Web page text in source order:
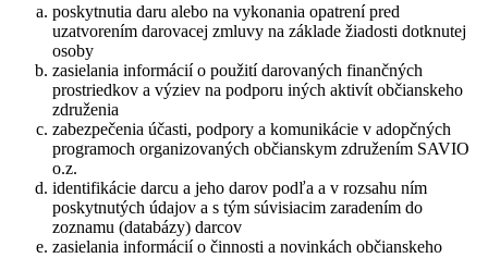
poskytnutia daru alebo na vykonania opatrení pred
uzatvorením darovacej zmluvy na základe žiadosti dotknutej
osoby
zasielania informácií o použití darovaných finančných
prostriedkov a výziev na podporu iných aktivít občianskeho
združenia
zabezpečenia účasti, podpory a komunikácie v adopčných
programoch organizovaných občianskym združením SAVIO
o.z.
identifikácie darcu a jeho darov podľa a v rozsahu ním
poskytnutých údajov a s tým súvisiacim zaradením do
zoznamu (databázy) darcov
zasielania informácií o činnosti a novinkách občianskeho